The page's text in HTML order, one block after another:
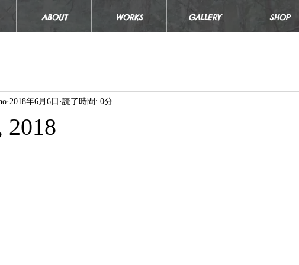
ABOUT WORKS GALLERY SHOP
2018
2018年6月6日 読了時間: 0分